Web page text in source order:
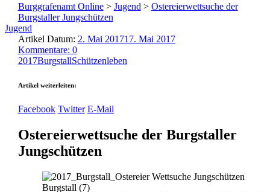
Burggrafenamt Online> Jugend > Ostereierwettsuche der
Burgstaller Jungschützen
Jugend
Artikel Datum: 2. Mai 201717. Mai 2017
Kommentare: 0
2017BurgstallSchützenleben
Artikel weiterleiten:
Facebook Twitter E-Mail
Ostereierwettsuche der Burgstaller
Jungschützen